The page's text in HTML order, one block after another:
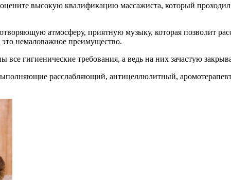
высокую квалификацию массажиста, который
атмосферу, приятную музыку, которая позволит
это немаловажное преимущество.
все гигиенические требования, а ведь на них зачастую
расслабляющий, антицеллюлитный,